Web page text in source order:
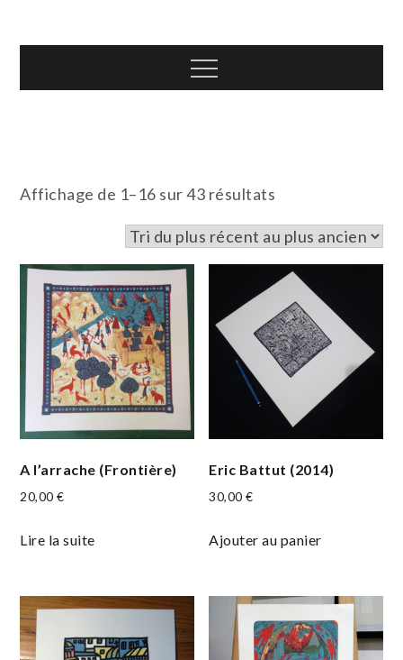
T.TOTH Menu
Affichage de 1–16 sur 43 résultats
du
plus
récent
au
plus
ancien
A l’arrache (Frontière)
20,00€
Lire la suite
Eric Battut (2014)
30,00€
Ajouter au panier